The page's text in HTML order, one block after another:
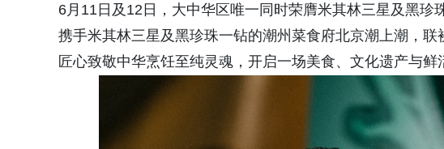
6月11日及12日，大中华区唯一同时荣膺米其林三星及黑珍
携手米其林三星及黑珍珠一钻的潮州菜食府北京潮上潮， 联
匠心致敬中华烹饪至纯灵魂，开启一场美食、文化遗产与鲜